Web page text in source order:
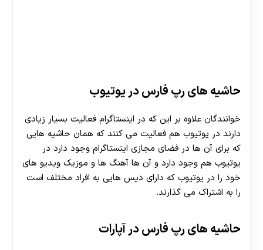
حاشیه های رپ فارس در یوتیوب
خوانندگان علاوه بر این که در اینستاگرام فعالیت بسیار زیادی
دارند در یوتیوب هم فعالیت می‌ کنند که همان حاشیه‌ هایی
که برای آن ها در فضای مجازی اینستاگرام وجود دارد در
یوتیوب هم وجود دارد و آن ها آهنگ ها و موزیک ویدیو های
خود را در یوتیوب که دارای دیس هایی به افراد مختلف است
را به اشتراک می‌ گذارند.
حاشیه های رپ فارس در آپارات